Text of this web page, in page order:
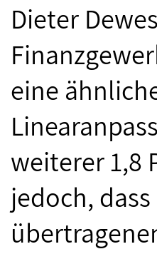
Dieter
eine
weiterer 1,8
jedoch,